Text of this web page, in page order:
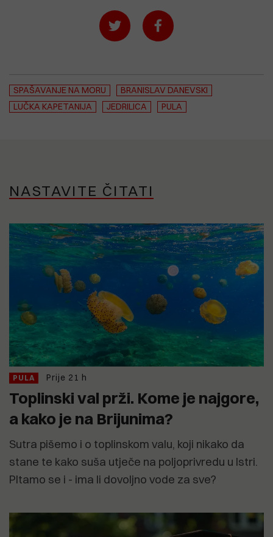
SPAŠAVANJE NA MORU
BRANISLAV DANEVSKI
LUČKA KAPETANIJA
JEDRILICA PULA
NASTAVITE ČITATI
PULA Prije 21 h
Toplinski val prži. Kome je najgore,
a kako je na Brijunima?
Sutra pišemo i o toplinskom valu, koji nikako da
stane te kako suša utječe na poljoprivredu u Istri.
PItamo se i - ima li dovoljno vode za sve?